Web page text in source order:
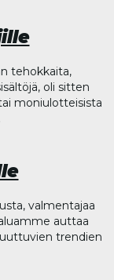
tehokkaita,
oli sitten
moniulotteisista
valmentajaa
auttaa
trendien